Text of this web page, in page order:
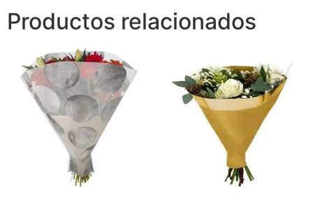
Productos relacionados